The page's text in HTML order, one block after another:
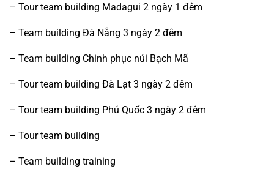
– Tour team building Madagui 2 ngày 1 đêm
– Team building Đà Nẵng 3 ngày 2 đêm
– Team building Chinh phục núi Bạch Mã
– Tour team building Đà Lạt 3 ngày 2 đêm
– Tour team building Phú Quốc 3 ngày 2 đêm
– Tour team building
– Team building training